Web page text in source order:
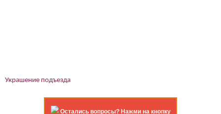
Украшение подъезда
Остались вопросы? Нажми на кнопку